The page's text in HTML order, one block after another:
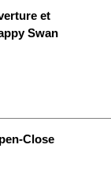
l'utilisation de
sociaux, de
celles-ci
fournies
de leurs
et
Swan
Close